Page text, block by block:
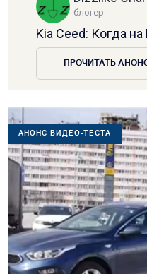
блогер
Kia Ceed: Когда
ПРОЧИТАТЬ
АНОНС ВИДЕО-ТЕСТА